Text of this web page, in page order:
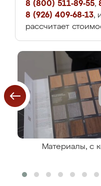
8 (800) 511-89-55,
8 (926) 409-68-13,
рассчитает
Материалы, с